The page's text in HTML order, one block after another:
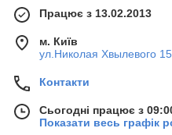
Працює з 13.02.2013
м. Київ
ул.Николая Хвылевого
Контакти
Сьогодні працює з
Показати весь графік